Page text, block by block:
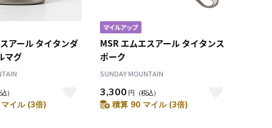
アール タイタンダ
マグ
）
イル (3倍)
MSR エムエスアール タイタンス
ポーク
SUNDAY MOUNTAIN
3,300 円 （税込）
積算 90 マイル (3倍)